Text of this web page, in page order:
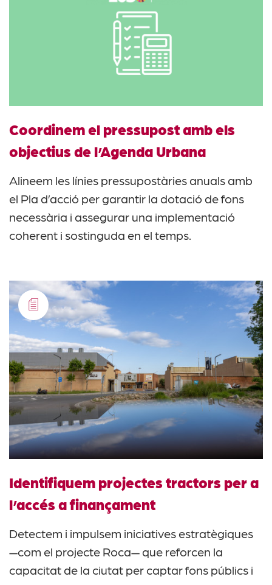
Coordinem el pressupost amb els
objectius de l’Agenda Urbana
Alineem les línies pressupostàries anuals amb
el Pla d’acció per garantir la dotació de fons
necessària i assegurar una implementació
coherent i sostinguda en el temps.
Identifiquem projectes tractors per a
l’accés a finançament
Detectem i impulsem iniciatives estratègiques
—com el projecte Roca— que reforcen la
capacitat de la ciutat per captar fons públics i